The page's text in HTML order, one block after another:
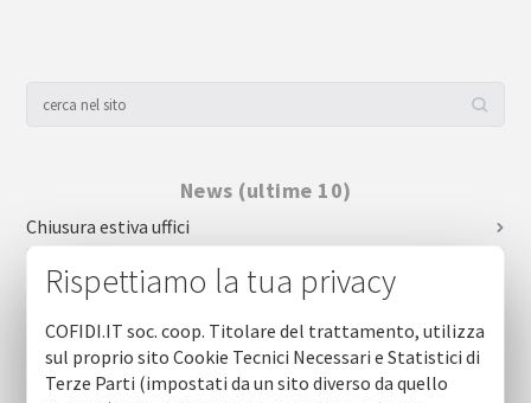
News (ultime 10)
Chiusura estiva uffici
Indagine sul credito banca d’italia – cosa può fare cofidi.it
per le imprese
Orario estivo sede di bari
Rispettiamo la tua privacy
COFIDI.IT soc. coop. Titolare del trattamento, utilizza
sul proprio sito Cookie Tecnici Necessari e Statistici di
Terze Parti (impostati da un sito diverso da quello